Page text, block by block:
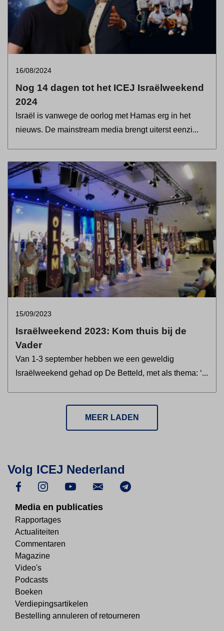
16/08/2024
Nog 14 dagen tot het ICEJ Israëlweekend
2024
Israël is vanwege de oorlog met Hamas erg in het
nieuws. De mainstream media brengt uiterst eenzi...
15/09/2023
Israëlweekend 2023: Kom thuis bij de
Vader
Van 1-3 september hebben we een geweldig
Israëlweekend gehad op De Betteld, met als thema: ‘...
MEER LADEN
Volg ICEJ Nederland
Media en publicaties
Rapportages
Actualiteiten
Commentaren
Magazine
Video's
Podcasts
Boeken
Verdiepingsartikelen
Bestelling annuleren of retourneren